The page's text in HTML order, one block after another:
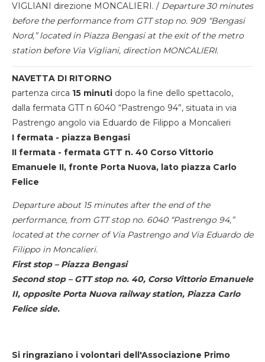
VIGLIANI direzione MONCALIERI. / Departure 30 minutes
before the performance from GTT stop no. 909 “Bengasi
Nord,” located in Piazza Bengasi at the exit of the metro
station before Via Vigliani, direction MONCALIERI.
NAVETTA DI RITORNO
partenza circa 15 minuti dopo la fine dello spettacolo,
dalla fermata GTT n 6040 “Pastrengo 94”, situata in via
Pastrengo angolo via Eduardo de Filippo a Moncalieri
I fermata - piazza Bengasi
II fermata - fermata GTT n. 40 Corso Vittorio
Emanuele II, fronte Porta Nuova, lato piazza Carlo
Felice
Departure about 15 minutes after the end of the
performance, from GTT stop no. 6040 “Pastrengo 94,”
located at the corner of Via Pastrengo and Via Eduardo de
Filippo in Moncalieri.
First stop – Piazza Bengasi
Second stop – GTT stop no. 40, Corso Vittorio Emanuele
II, opposite Porta Nuova railway station, Piazza Carlo
Felice side.
Si ringraziano i volontari dell'Associazione Primo